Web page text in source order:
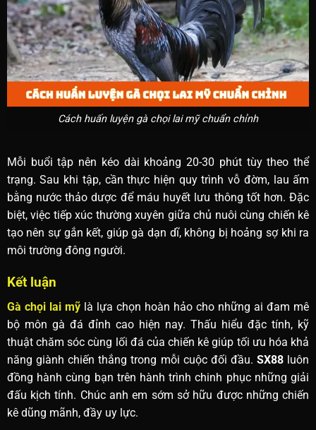
Cách huấn luyện gà chọi lai mỹ chuẩn chỉnh
Mỗi buổi tập nên kéo dài khoảng 20-30 phút tùy theo thể
trạng. Sau khi tập, cần thực hiện quy trình vỗ đờm, lau ấm
bằng nước thảo dược để máu huyết lưu thông tốt hơn. Đặc
biệt, việc tiếp xúc thường xuyên giữa chủ nuôi cùng chiến kê
tạo nên sự gắn kết, giúp gà dạn dĩ, không bị hoảng sợ khi ra
môi trường đông người.
Kết luận
Gà chọi lai mỹlà lựa chọn hoàn hảo cho những ai đam mê
bộ môn gà đá đỉnh cao hiện nay. Thấu hiểu đặc tính, kỹ
thuật chăm sóc cùng lối đá của chiến kê giúp tối ưu hóa khả
năng giành chiến thắng trong mỗi cuộc đối đầu.SX88 luôn
đồng hành cùng bạn trên hành trình chinh phục những giải
đấu kịch tính. Chúc anh em sớm sở hữu được những chiến
kê dũng mãnh, đầy uy lực.